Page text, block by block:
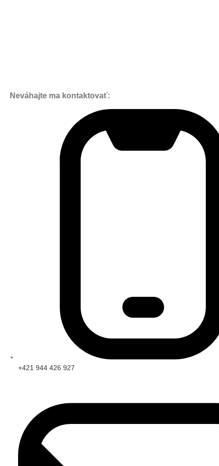
Neváhajte ma kontaktovať:
+421 944 426 927